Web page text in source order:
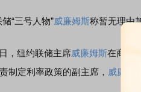
“三号人物”威廉姆斯称暂无理由
纽约联储主席威廉姆斯在商业
制定利率政策的副主席， 威廉姆斯